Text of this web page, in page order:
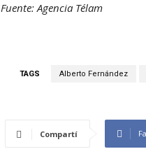
Fuente: Agencia Télam
TAGS Alberto Fernández
Compartí